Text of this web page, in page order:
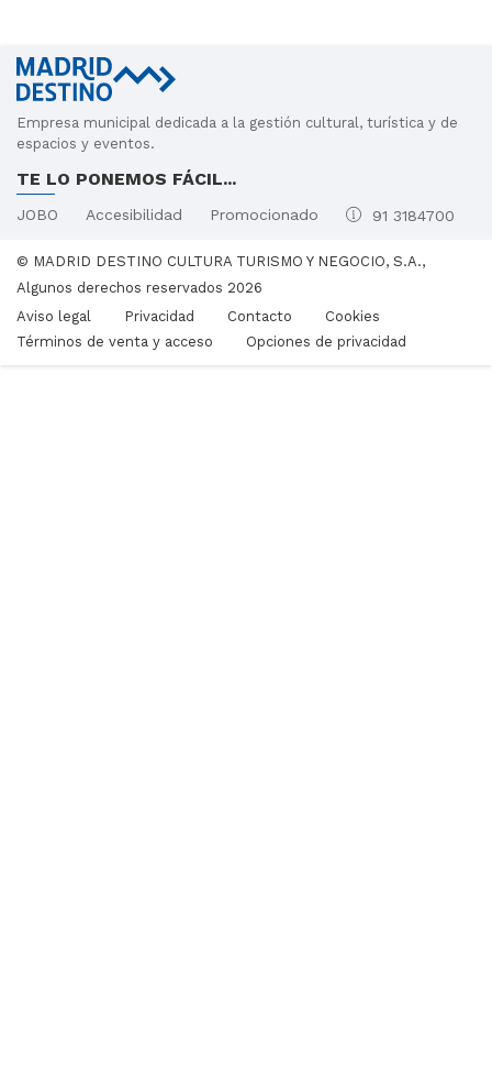
Empresa municipal dedicada a la gestión cultural, turística y de
espacios y eventos.
TE LO PONEMOS FÁCIL...
JOBO Accesibilidad Promocionado 91 3184700
© MADRID DESTINO CULTURA TURISMO Y NEGOCIO, S.A.,
Algunos derechos reservados 2026
Aviso legal
Privacidad Contacto
Cookies
Términos de venta y acceso
Opciones de privacidad